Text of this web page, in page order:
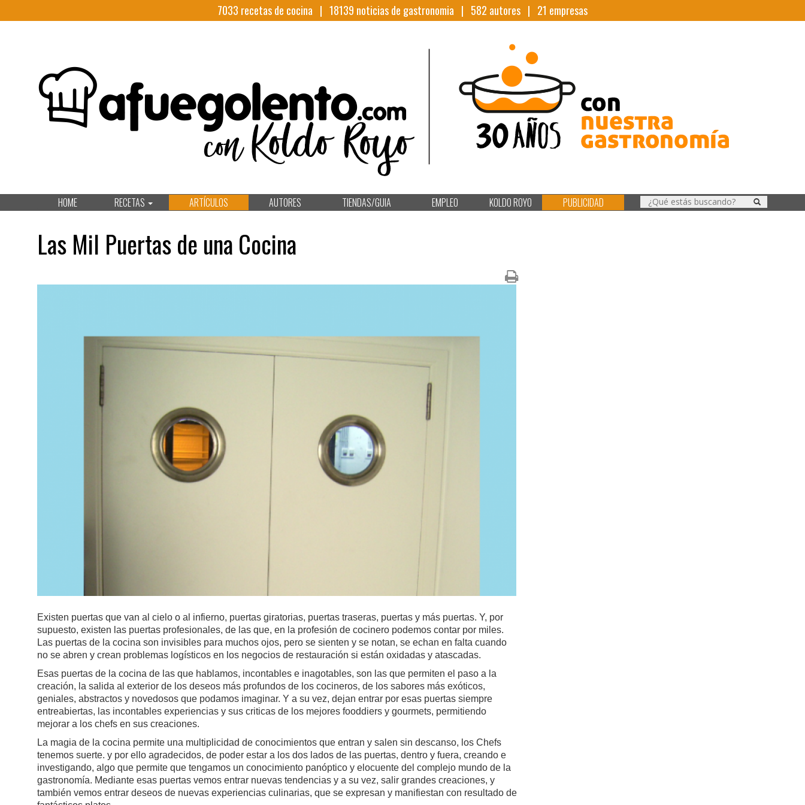
7033 recetas de cocina | 18139 noticias de gastronomia | 582 autores | 21 empresas
HOME RECETAS ARTÍCULOS AUTORES TIENDAS/GUIA EMPLEO KOLDO ROYO PUBLICIDAD
Las Mil Puertas de una Cocina
Existen puertas que van al cielo o al infierno, puertas giratorias, puertas traseras, puertas y más puertas. Y, por
supuesto, existen las puertas profesionales, de las que, en la profesión de cocinero podemos contar por miles.
Las puertas de la cocina son invisibles para muchos ojos, pero se sienten y se notan, se echan en falta cuando
no se abren y crean problemas logísticos en los negocios de restauración si están oxidadas y atascadas.
Esas puertas de la cocina de las que hablamos, incontables e inagotables, son las que permiten el paso a la
creación, la salida al exterior de los deseos más profundos de los cocineros, de los sabores más exóticos,
geniales, abstractos y novedosos que podamos imaginar. Y a su vez, dejan entrar por esas puertas siempre
entreabiertas, las incontables experiencias y sus criticas de los mejores fooddiers y gourmets, permitiendo
mejorar a los chefs en sus creaciones.
La magia de la cocina permite una multiplicidad de conocimientos que entran y salen sin descanso, los Chefs
tenemos suerte. y por ello agradecidos, de poder estar a los dos lados de las puertas, dentro y fuera, creando e
investigando, algo que permite que tengamos un conocimiento panóptico y elocuente del complejo mundo de la
gastronomía. Mediante esas puertas vemos entrar nuevas tendencias y a su vez, salir grandes creaciones, y
también vemos entrar deseos de nuevas experiencias culinarias, que se expresan y manifiestan con resultado de